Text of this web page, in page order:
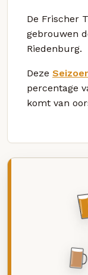
De Frischer
gebrouwen
Riedenburg.
Deze
percentage
komt van